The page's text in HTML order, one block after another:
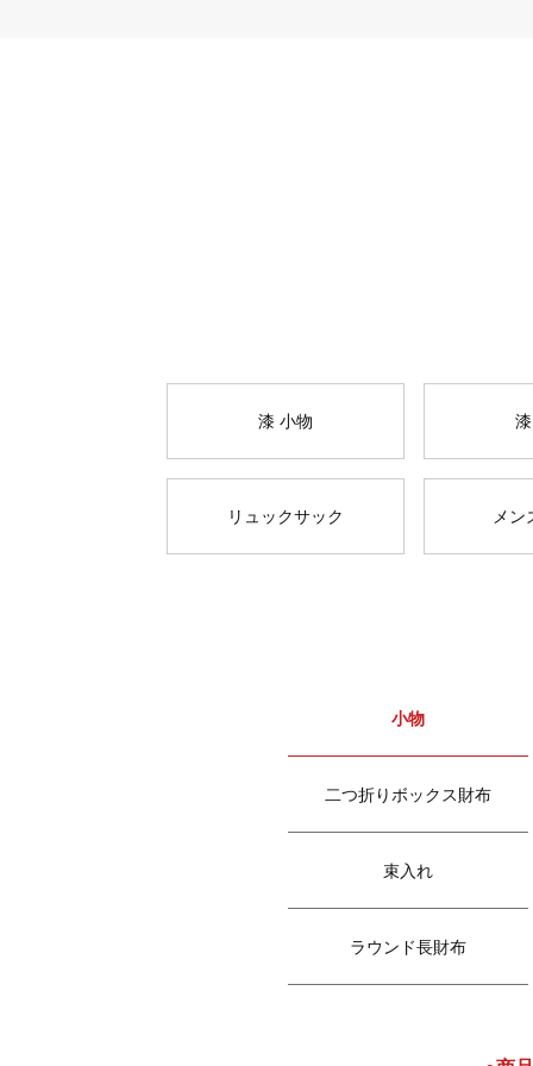
漆 小物
リュックサック メン
小物
二つ折りボックス財布
束入れ
ラウンド長財布